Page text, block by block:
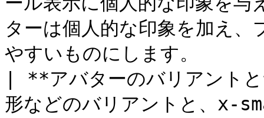
ターは個人的な印象を加え
やすいものにします。
| **アバターのバリアン
形などのバリアントと、